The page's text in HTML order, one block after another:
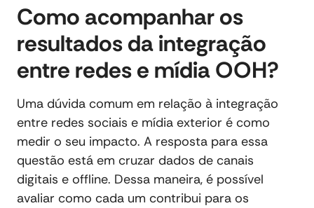
Como acompanhar os
resultados da integração
entre redes e mídia OOH?
Uma dúvida comum em relação à integração
entre redes sociais e mídia exterior é como
medir o seu impacto. A resposta para essa
questão está em cruzar dados de canais
digitais e offline. Dessa maneira, é possível
avaliar como cada um contribui para os